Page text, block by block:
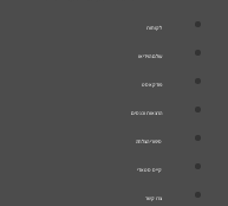
לקוחות
עולם הוידיאו
פודקאסט
הרצאות וכנסים
סיפורי הצלחה
קייס סטאדי
צרו קשר